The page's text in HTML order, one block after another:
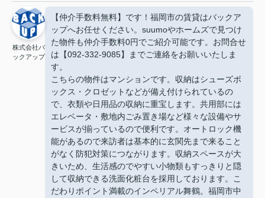
株式会社バ
ックアップ
【仲介手数料無料】です！福岡市の賃貸はバックア
ップへお任せください。suumoやホームズで見つけ
た物件も仲介手数料0円でご紹介可能です。お問合せ
は【092-332-9085】までご連絡をお願いいたしま
す。
こちらの物件はマンションです。収納はシューズボ
ックス・クロゼットなどが備え付けられているの
で、衣類や日用品の収納に重宝します。共用部には
エレベータ・敷地内ごみ置き場など様々な設備やサ
ービスが揃っているので便利です。オートロック機
能があるので来訪者は基本的に玄関先まで来ること
がなく防犯対策につながります。収納スペースが大
きいため、生活感のでやすい小物類もすっきりと隠
して収納できる洗面化粧台を採用しております。こ
だわりポイント満載のインペリアル舞鶴。福岡市中